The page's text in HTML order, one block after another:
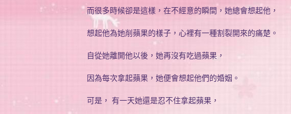
而很多時候卻是這樣，在不經意的瞬間，她總會想起他，
想起他為她削蘋果的樣子，心裡有一種割裂開來的痛楚。
自從她離開他以後，她再沒有吃過蘋果，
因為每次拿起蘋果，她便會想起他們的婚姻。
可是， 有一天她還是忍不住拿起蘋果，